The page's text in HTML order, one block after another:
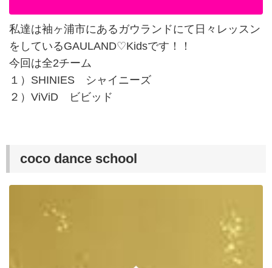
私達は袖ヶ浦市にあるガウランドにて日々レッスン
をしているGAULAND♡Kidsです！！
今回は全2チーム
１）SHINIES シャイニーズ
２）ViViD ビビッド
coco dance school